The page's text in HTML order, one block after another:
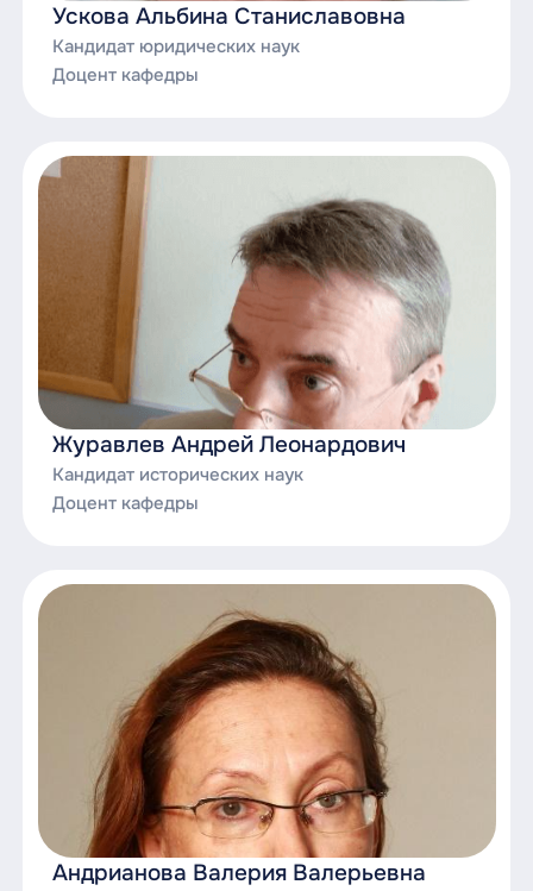
Ускова Альбина Станиславовна
Кандидат юридических наук
Доцент кафедры
Журавлев Андрей Леонардович
Кандидат исторических наук
Доцент кафедры
Андрианова Валерия Валерьевна